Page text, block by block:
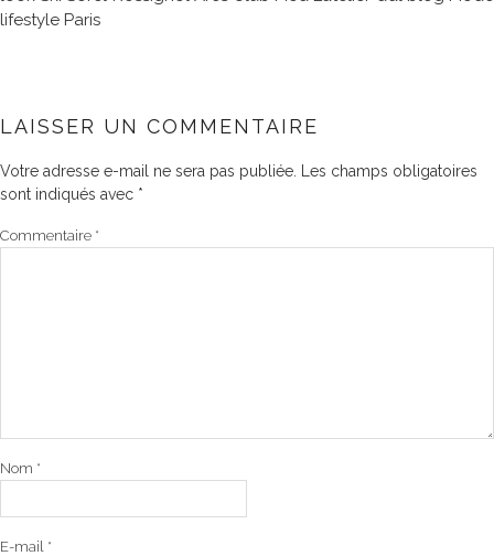
lifestyle Paris
LAISSER UN COMMENTAIRE
Votre adresse e-mail ne sera pas publiée.
Les champs obligatoires
sont indiqués avec *
Commentaire *
Nom *
E-mail *